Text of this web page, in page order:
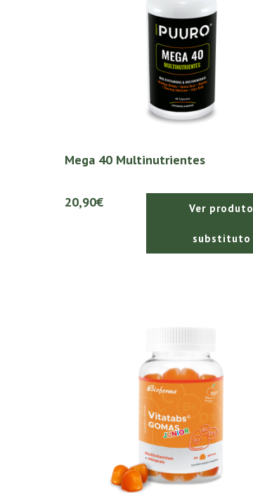
Mega 40 Multinutrientes
20,90€ Ver produto
substituto